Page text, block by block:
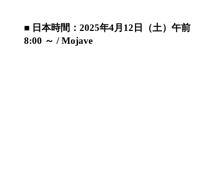
■ 日本時間：2025年4月12日（土）午前
8:00 ～ / Mojave